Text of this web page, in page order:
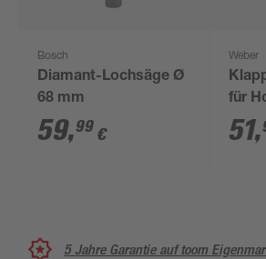
Bosch
Diamant-Lochsäge Ø
68 mm
59,99 €
Weber
für
47
51,
5 Jahre Garantie auf toom